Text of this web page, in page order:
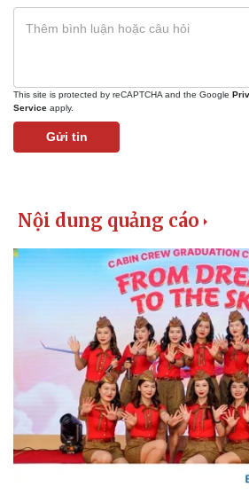
This site is protected by reCAPTCHA and the Google
Service apply.
Gửi tin